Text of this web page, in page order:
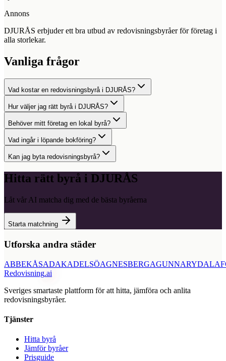
Annons
DJURÅS erbjuder ett bra utbud av redovisningsbyråer för företag i
alla storlekar.
Vanliga frågor
Vad kostar en redovisningsbyrå i DJURÅS?
Hur väljer jag rätt byrå i DJURÅS?
Behöver mitt företag en lokal byrå?
Vad ingår i löpande bokföring?
Kan jag byta redovisningsbyrå?
Hitta rätt byrå i DJURÅS
Låt vår AI matcha dig med de bästa byråerna
Starta matchning
Utforska andra städer
ABBEKÅSADAKADELSÖAGNESBERGAGUNNARYD
Redovisning.ai
Sveriges smartaste plattform för att hitta, jämföra och anlita
redovisningsbyråer.
Tjänster
Hitta byrå
Jämför byråer
Prisguide